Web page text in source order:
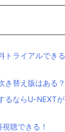
トライアルできる
き替え版はある？
るならU-NEXTが
聴できる！